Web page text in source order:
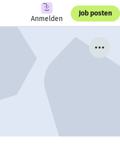
Anmelden
Job posten